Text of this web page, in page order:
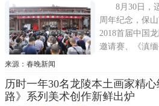
国与外部世界
运输国际救援
8月30日，
周年纪念，保
2018首届中国
邀请赛、《滇
册首发式、作
物展开展仪式
车80周年。 《
来源：春晚新闻
历时一年30名龙陵本土画家精
路》系列美术创作新鲜出炉